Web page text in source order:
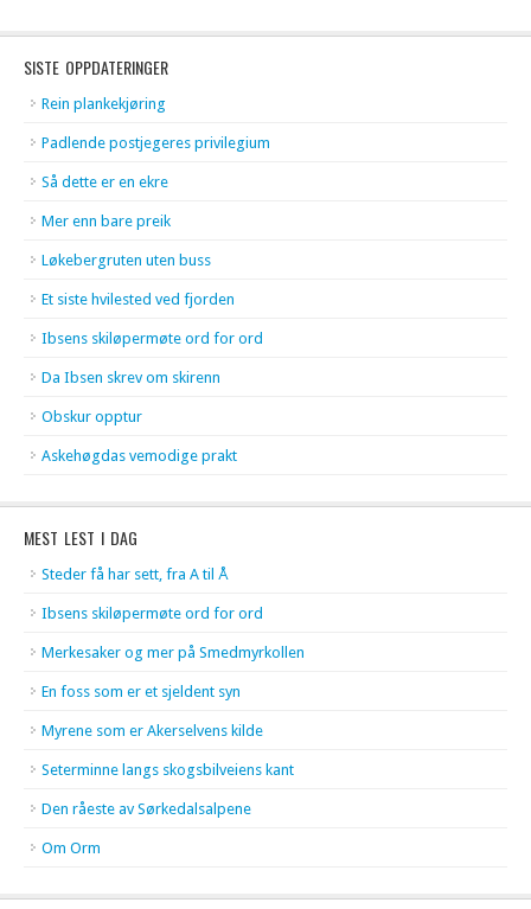
SISTE OPPDATERINGER
Rein plankekjøring
Padlende postjegeres privilegium
Så dette er en ekre
Mer enn bare preik
Løkebergruten uten buss
Et siste hvilested ved fjorden
Ibsens skiløpermøte ord for ord
Da Ibsen skrev om skirenn
Obskur opptur
Askehøgdas vemodige prakt
MEST LEST I DAG
Steder få har sett, fra A til Å
Ibsens skiløpermøte ord for ord
Merkesaker og mer på Smedmyrkollen
En foss som er et sjeldent syn
Myrene som er Akerselvens kilde
Seterminne langs skogsbilveiens kant
Den råeste av Sørkedalsalpene
Om Orm